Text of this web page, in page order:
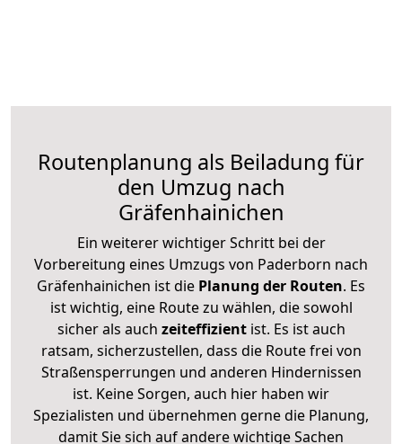
Routenplanung als Beiladung für
den Umzug nach
Gräfenhainichen
Ein weiterer wichtiger Schritt bei der
Vorbereitung eines Umzugs von Paderborn nach
Gräfenhainichen ist die Planung der Routen. Es
ist wichtig, eine Route zu wählen, die sowohl
sicher als auch zeiteffizientist. Es ist auch
ratsam, sicherzustellen, dass die Route frei von
Straßensperrungen und anderen Hindernissen
ist. Keine Sorgen, auch hier haben wir
Spezialisten und übernehmen gerne die Planung,
damit Sie sich auf andere wichtige Sachen